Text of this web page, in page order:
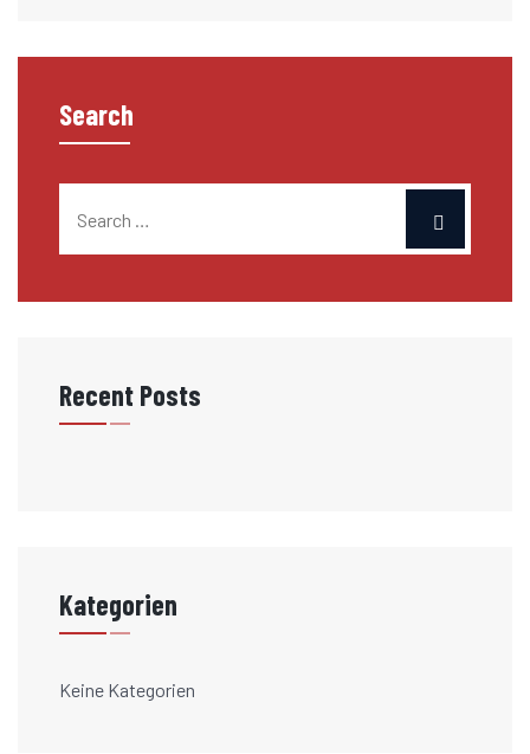
Search
Recent Posts
Kategorien
Keine Kategorien